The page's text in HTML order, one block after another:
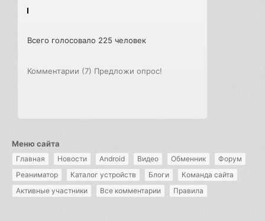
Всего голосовало 225 человек
Комментарии (7) Предложи опрос!
Меню сайта
Главная Новости Android Видео Обменник
Форум
Реаниматор
Каталог устройств Блоги
Команда сайта
Активные участники
Все комментарии Правила